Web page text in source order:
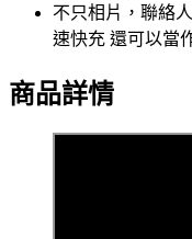
不只相片，聯絡
速快充 還可以當
商品詳情